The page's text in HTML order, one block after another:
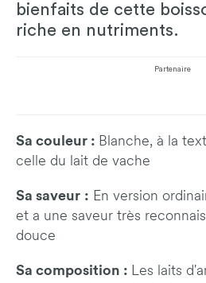
bienfaits de cette
riche en nutriments.
Partenaire
Sa couleur : Blanche, à la
celle du lait de vache
Sa saveur : En version
et a une saveur très
douce
Sa composition : Les laits